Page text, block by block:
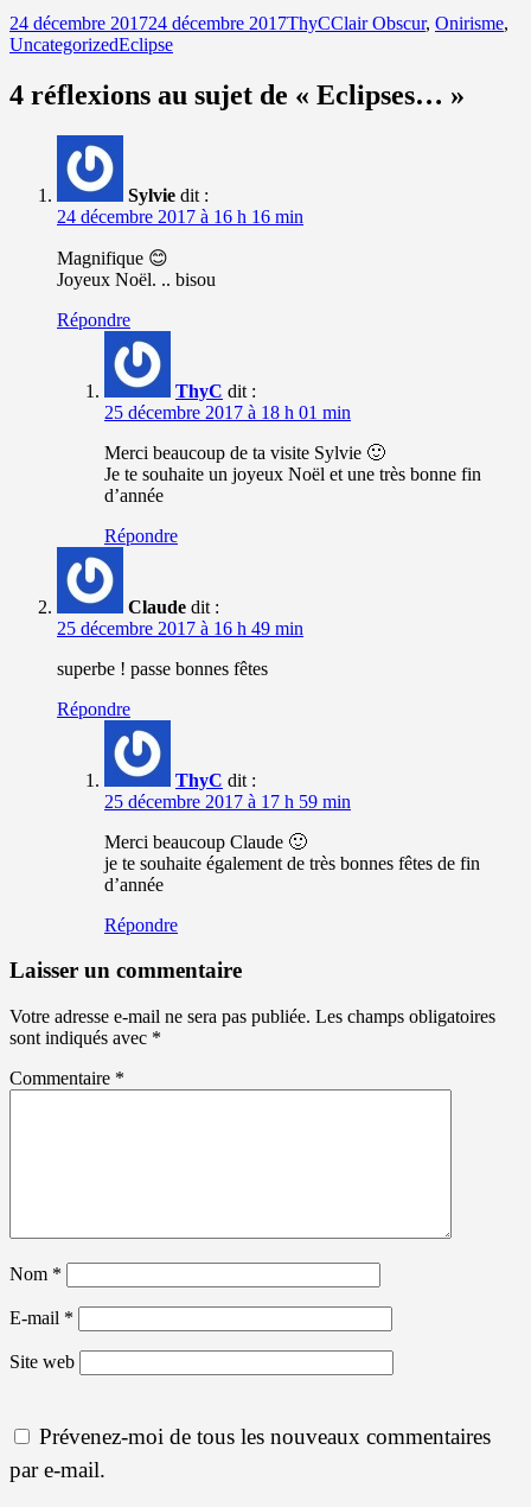
Publié
le
24 décembre 201724 décembre 2017Auteur
ThyCCatégories
Clair Obscur, Onirisme,
UncategorizedMots-
Eclipse
4 réflexions au sujet de « Eclipses… »
Sylvie dit :
24 décembre 2017 à 16 h 16 min
Magnifique 😊
Joyeux Noël. .. bisou
Répondre
ThyC dit :
25 décembre 2017 à 18 h 01 min
Merci beaucoup de ta visite Sylvie 🙂
Je te souhaite un joyeux Noël et une très bonne fin
d’année
Répondre
Claude dit :
25 décembre 2017 à 16 h 49 min
superbe ! passe bonnes fêtes
Répondre
ThyC dit :
25 décembre 2017 à 17 h 59 min
Merci beaucoup Claude 🙂
je te souhaite également de très bonnes fêtes de fin
d’année
Répondre
Laisser un commentaire
Votre adresse e-mail ne sera pas publiée. Les champs obligatoires
sont indiqués avec *
Commentaire *
Nom *
E-mail *
Site web
Prévenez-moi de tous les nouveaux commentaires
par e-mail.